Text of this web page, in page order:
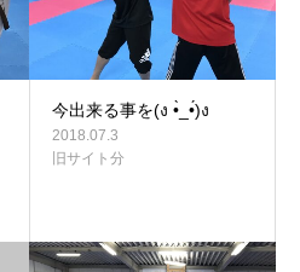
今出来る事を(ง •̀_•́)ง
2018.07.3
旧サイト分